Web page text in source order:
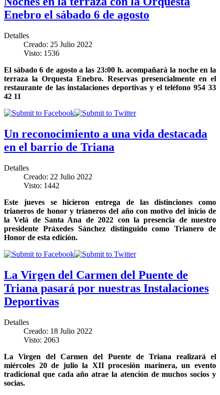
Enebro el sábado 6 de agosto
Detalles
Creado: 25 Julio 2022
Visto: 1536
El sábado 6 de agosto a las 23:00 h. acompañará la noche en la
terraza la Orquesta Enebro. Reservas presencialmente en el
restaurante de las instalaciones deportivas y el teléfono 954 33
42 11
Un reconocimiento a una vida destacada
en el barrio de Triana
Detalles
Creado: 22 Julio 2022
Visto: 1442
Este jueves se hicieron entrega de las distinciones como
trianeros de honor y trianeros del año con motivo del inicio de
la Velá de Santa Ana de 2022 con la presencia de nuestro
presidente Práxedes Sánchez distinguido como Trianero de
Honor de esta edición.
La Virgen del Carmen del Puente de
Triana pasará por nuestras Instalaciones
Deportivas
Detalles
Creado: 18 Julio 2022
Visto: 2063
La Virgen del Carmen del Puente de Triana realizará el
miércoles 20 de julio la XII procesión marinera, un evento
tradicional que cada año atrae la atención de muchos socios y
socias.